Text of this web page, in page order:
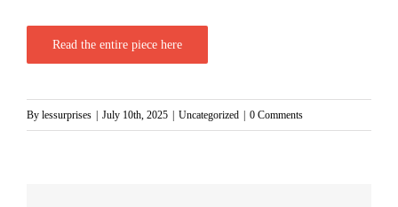
Read the entire piece here
By lessurprises July 10th, 2025 Uncategorized 0 Comments